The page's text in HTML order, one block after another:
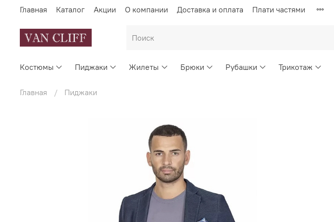
Главная Каталог Акции О компании Доставка и оплата Плати частями
Костюмы Пиджаки Жилеты Брюки Рубашки Трикотаж
Главная Пиджаки